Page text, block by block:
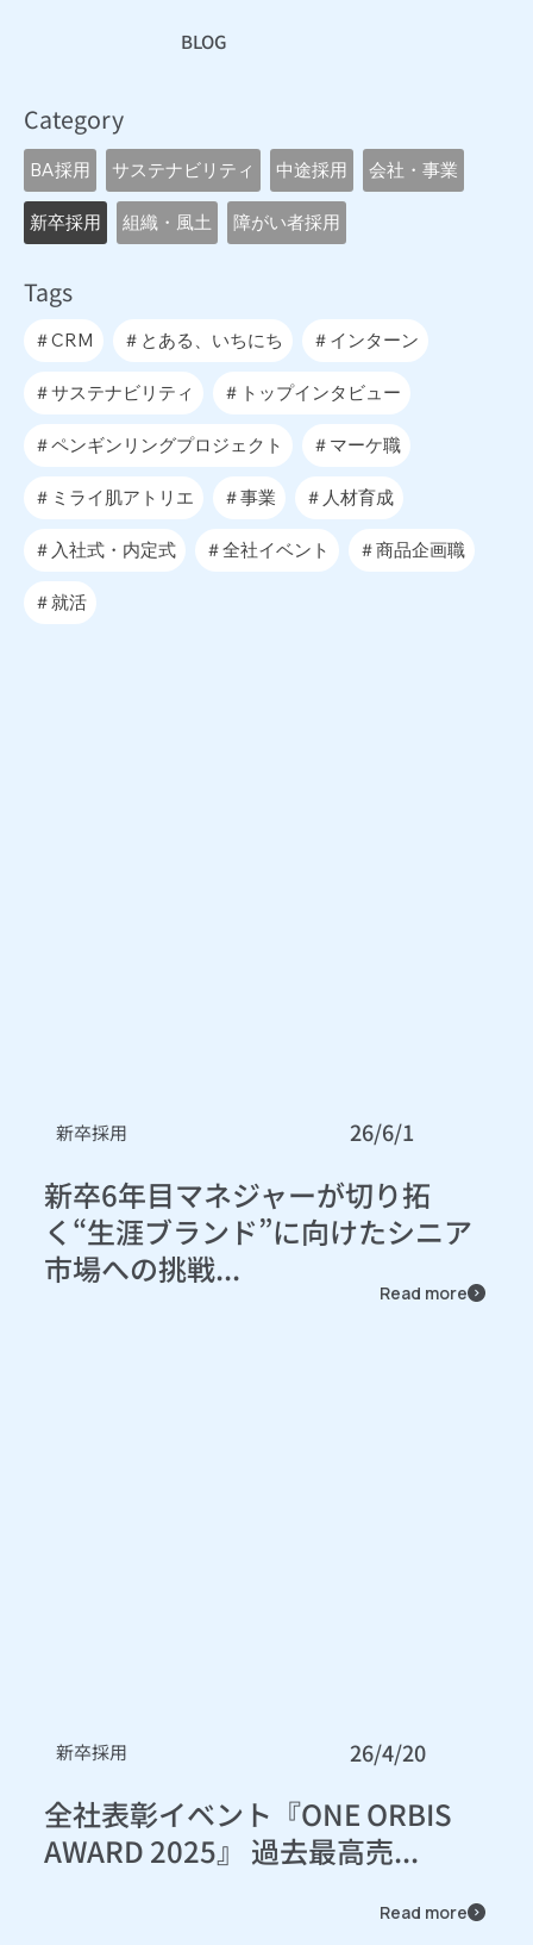
BLOG
新卒採用 26/6/1
新卒6年目マネジャーが切り拓
く“生涯ブランド”に向けたシニア
市場への挑戦...
Read more
新卒採用 26/4/20
全社表彰イベント『ONE ORBIS
AWARD 2025』 過去最高売...
Read more
Category
BA採用 サステナビリティ 中途採用 会社・事業
新卒採用 組織・風土 障がい者採用
Tags
＃CRM ＃とある、いちにち ＃インターン
＃サステナビリティ ＃トップインタビュー
＃ペンギンリングプロジェクト ＃マーケ職
＃ミライ肌アトリエ ＃事業 ＃人材育成
＃入社式・内定式 ＃全社イベント ＃商品企画職
＃就活